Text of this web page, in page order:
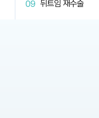
뒤트임 재수술